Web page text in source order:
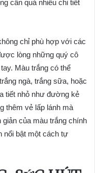
cần quá nhiều chi tiết
chỉ phù hợp với các
lòng những quý cô
Màu trắng có thể
ngà, trắng sữa, hoặc
tiết nhỏ như đường kẻ
thêm vẻ lấp lánh mà
của màu trắng chính
nổi bật một cách tự